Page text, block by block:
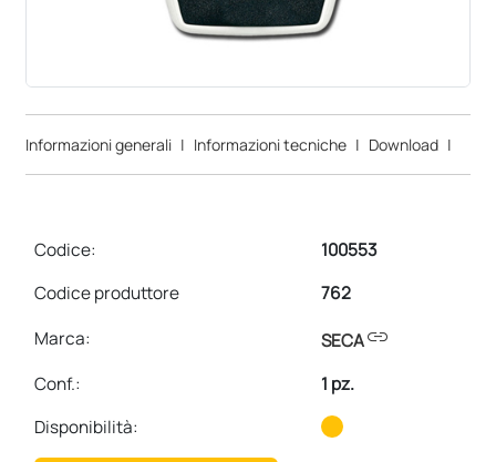
Informazioni generali | Informazioni tecniche | Download |
Codice:
100553
Codice produttore
762
Marca:
SECAlink
Conf.:
1 pz.
Disponibilità: